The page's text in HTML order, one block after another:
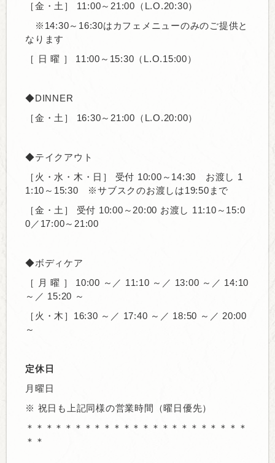
［金・土］
11:00～21:00 （L.O.20:30）
※14:30～16:30はカフェメニューのみのご提供と
なります
［ 日 曜 ］
11:00～15:30（L.O.15:00）
◆DINNER
［金・土］
16:30～21:00（L.O.20:00）
◆テイクアウト
［火・水・木・日］ 受付 10:00～14:30 お渡し 1
1:10～15:30 ※サブスクのお渡しは19:50まで
［金・土］
受付 10:00～20:00 お渡し 11:10～15:0
0／17:00～21:00
◆ボディケア
［ 月 曜 ］
10:00 ～／ 11:10 ～／ 13:00 ～／ 14:10
～／ 15:20 ～
［火・木］ 16:30 ～／ 17:40 ～／ 18:50 ～／ 20:00
～
定休日
月曜日
※ 祝日も上記同様の営業時間（曜日優先）
＊＊＊＊＊＊＊＊＊＊＊＊＊＊＊＊＊＊＊＊＊＊＊
＊＊